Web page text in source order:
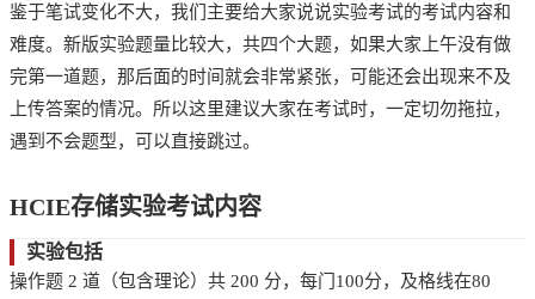
鉴于笔试变化不大，我们主要给大家说说实验考试的考试内容和
难度。新版实验题量比较大，共四个大题，如果大家上午没有做
完第一道题，那后面的时间就会非常紧张，可能还会出现来不及
上传答案的情况。所以这里建议大家在考试时，一定切勿拖拉，
遇到不会题型，可以直接跳过。
HCIE存储实验考试内容
实验包括
操作题 2 道（包含理论）共 200 分，每门100分，及格线在80